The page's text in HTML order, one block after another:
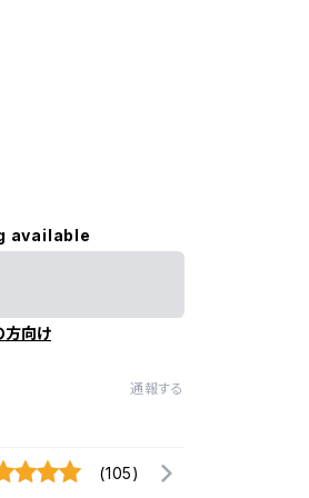
available
方向け
通報する
(105)